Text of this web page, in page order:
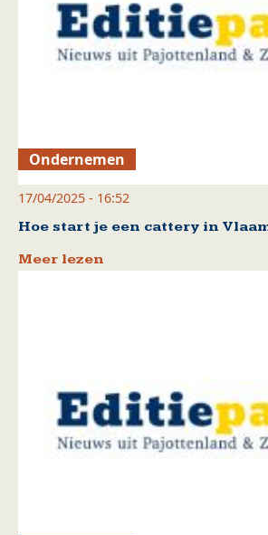
Ondernemen
17/04/2025 - 16:52
Hoe start je een cattery in
Meer lezen